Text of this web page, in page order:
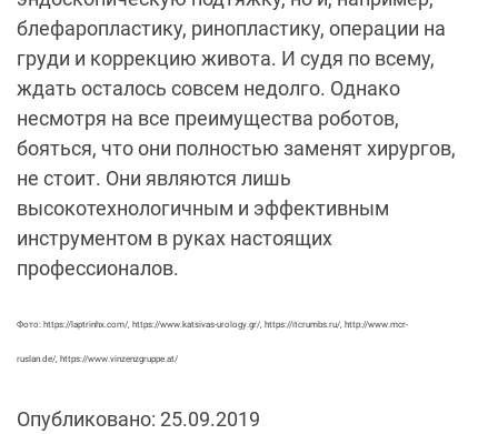
блефаропластику, ринопластику, операции на
груди и коррекцию живота. И судя по всему,
ждать осталось совсем недолго. Однако
несмотря на все преимущества роботов,
бояться, что они полностью заменят хирургов,
не стоит. Они являются лишь
высокотехнологичным и эффективным
инструментом в руках настоящих
профессионалов.
Фото: https://laptrinhx.com/, https://www.katsivas-urology.gr/, https://itcrumbs.ru/, http://www.mcr-
ruslan.de/, https://www.vinzenzgruppe.at/
Опубликовано: 25.09.2019